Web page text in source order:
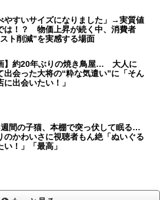
やすいサイズになりました」→実質値
は！？ 物価上昇が続く中、消費者
ト削減”を実感する場面
】約20年ぶりの焼き鳥屋… 大人に
出会った大将の“粋な気遣い”に「そん
に出会いたい！」
間の子猫、本棚で突っ伏して眠る…
のかわいさに視聴者もん絶「ぬいぐる
い！」「最高」